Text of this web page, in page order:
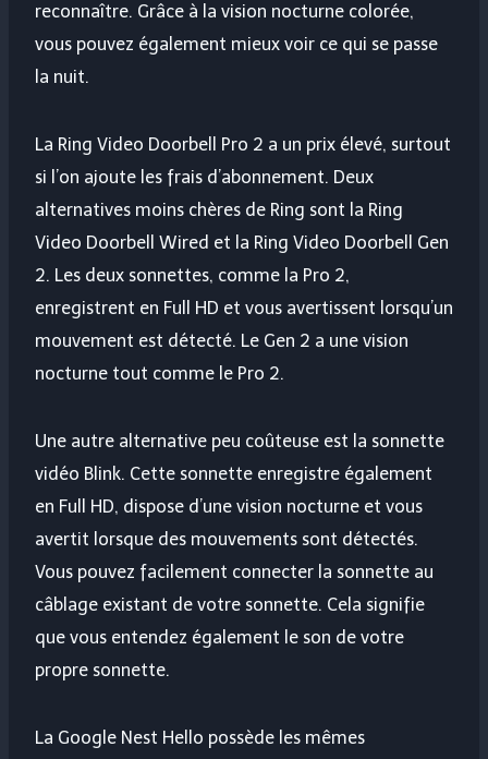
reconnaître. Grâce à la vision nocturne colorée,
vous pouvez également mieux voir ce qui se passe
la nuit.
La Ring Video Doorbell Pro 2 a un prix élevé, surtout
si l’on ajoute les frais d’abonnement. Deux
alternatives moins chères de Ring sont la Ring
Video Doorbell Wired et la Ring Video Doorbell Gen
2. Les deux sonnettes, comme la Pro 2,
enregistrent en Full HD et vous avertissent lorsqu’un
mouvement est détecté. Le Gen 2 a une vision
nocturne tout comme le Pro 2.
Une autre alternative peu coûteuse est la sonnette
vidéo Blink. Cette sonnette enregistre également
en Full HD, dispose d’une vision nocturne et vous
avertit lorsque des mouvements sont détectés.
Vous pouvez facilement connecter la sonnette au
câblage existant de votre sonnette. Cela signifie
que vous entendez également le son de votre
propre sonnette.
La Google Nest Hello possède les mêmes